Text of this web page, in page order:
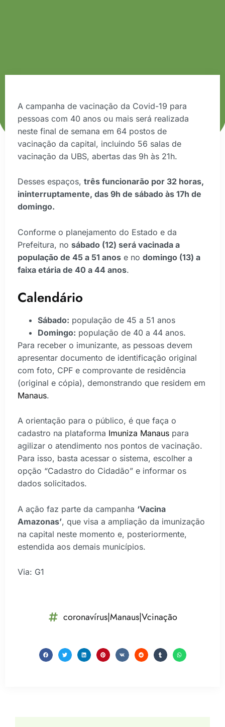
A campanha de vacinação da Covid-19 para
pessoas com 40 anos ou mais será realizada
neste final de semana em 64 postos de
vacinação da capital, incluindo 56 salas de
vacinação da UBS, abertas das 9h às 21h.
Desses espaços, três funcionarão por 32 horas,
ininterruptamente, das 9h de sábado às 17h de
domingo.
Conforme o planejamento do Estado e da
Prefeitura, no sábado (12) será vacinada a
população de 45 a 51 anos e no domingo (13) a
faixa etária de 40 a 44 anos.
Calendário
Sábado: população de 45 a 51 anos
Domingo: população de 40 a 44 anos.
Para receber o imunizante, as pessoas devem
apresentar documento de identificação original
com foto, CPF e comprovante de residência
(original e cópia), demonstrando que residem em
Manaus.
A orientação para o público, é que faça o
cadastro na plataforma Imuniza Manaus para
agilizar o atendimento nos pontos de vacinação.
Para isso, basta acessar o sistema, escolher a
opção “Cadastro do Cidadão” e informar os
dados solicitados.
A ação faz parte da campanha ‘Vacina
Amazonas’, que visa a ampliação da imunização
na capital neste momento e, posteriormente,
estendida aos demais municípios.
Via: G1
coronavírus|Manaus|Vcinação